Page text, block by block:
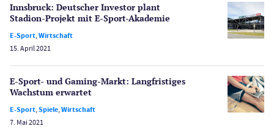
Spielerschutz
Sport
Wetten
Wirtschaft
Casino Testberichte
Bonus Ohne Einzahlung
Slot Freispiele
Innsbruck: Deutscher Investor plant
Stadion-Projekt mit E-Sport-Akademie
E-Sport,Wirtschaft
15. April 2021
E-Sport- und Gaming-Markt: Langfristiges
Wachstum erwartet
E-Sport,Spiele,Wirtschaft
7. Mai 2021